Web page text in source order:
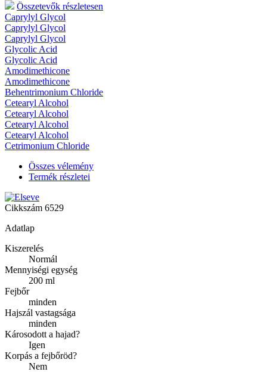
Összetevők részletesen
Caprylyl Glycol
Caprylyl Glycol
Caprylyl Glycol
Glycolic Acid
Glycolic Acid
Amodimethicone
Amodimethicone
Behentrimonium Chloride
Cetearyl Alcohol
Cetearyl Alcohol
Cetearyl Alcohol
Cetearyl Alcohol
Cetrimonium Chloride
Összes vélemény
Termék részletei
Cikkszám 6529
Adatlap
Kiszerelés
Normál
Mennyiségi egység
200 ml
Fejbőr
minden
Hajszál vastagsága
minden
Károsodott a hajad?
Igen
Korpás a fejbőröd?
Nem